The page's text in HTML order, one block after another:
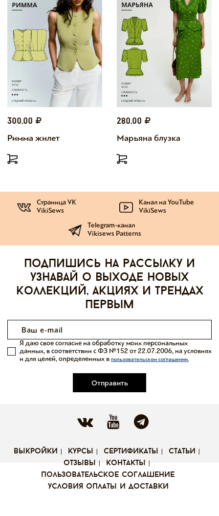
300,00
Римма жилет
280,00
Марьяна блузка
Страница VK
VikiSews
Канал на YouTube
VikiSews
Telegram-канал
Vikisews Patterns
Подпишись на рассылку и
узнавай о выходе новых
коллекций, акциях и трендах
первым
Отправить
Я даю свое согласие на обработку моих персональных
данных, в соответствии с ФЗ №152 от 22.07.2006, на условиях
и для целей, определенных в пользовательском соглашении.
выкройки курсы сертификаты
статьи
отзывы
контакты
пользовательское соглашение
условия оплаты и доставки